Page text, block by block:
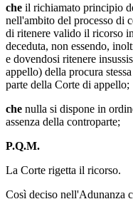
che il richiamato principio
nell'ambito del processo di
di ritenere valido il ricorso
deceduta, non essendo,
e dovendosi ritenere
appello) della procura
parte della Corte di appello;
che nulla si dispone in
assenza della controparte;
P.Q.M.
La Corte rigetta il ricorso.
Così deciso nell'Adunanza